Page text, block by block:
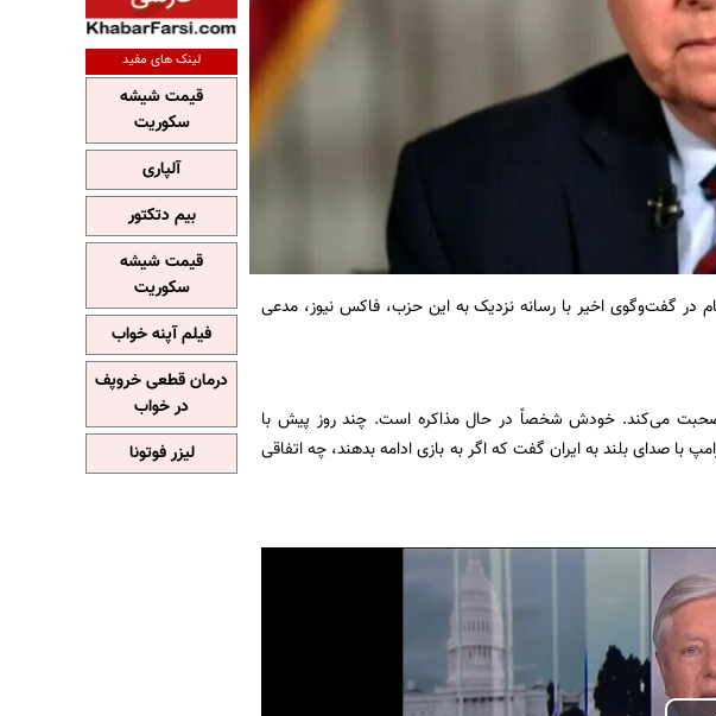
در گفت‌‌وگوی اخیر با رسانه نزدیک به این حزب، فاکس نیوز، مدعی
صحبت می‌کند. خودش شخصاً در حال مذاکره است. چند روز پیش با
صدای بلند به ایران گفت که اگر به بازی‌ ادامه بدهند، چه اتفاقی
لینک های مفید
قیمت شیشه
سکوریت
آلپاری
بیم دتکتور
قیمت شیشه
سکوریت
فیلم آپنه خواب
درمان قطعی خروپف
در خواب
لیزر فوتونا